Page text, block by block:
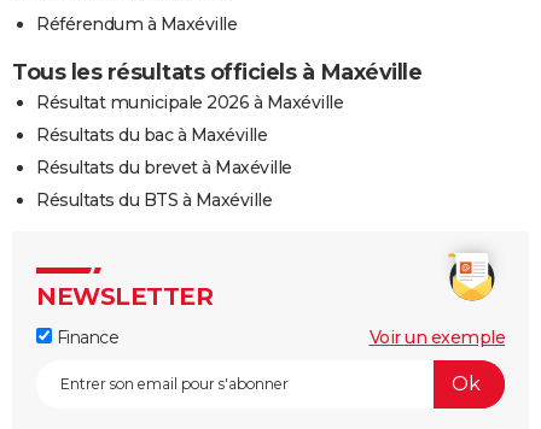
Référendum à Maxéville
Tous les résultats officiels à Maxéville
Résultat municipale 2026 à Maxéville
Résultats du bac à Maxéville
Résultats du brevet à Maxéville
Résultats du BTS à Maxéville
NEWSLETTER
Finance Voir un exemple